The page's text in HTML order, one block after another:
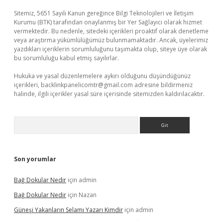
Sitemiz, 5651 Sayılı Kanun gereğince Bilgi Teknolojileri ve İletişim
Kurumu (BTK) tarafından onaylanmış bir Yer Sağlayıcı olarak hizmet
vermektedir. Bu nedenle, sitedeki içerikleri proaktif olarak denetleme
veya araştırma yükümlülüğümüz bulunmamaktadır. Ancak, üyelerimiz
yazdıkları içeriklerin sorumluluğunu taşımakta olup, siteye üye olarak
bu sorumluluğu kabul etmiş sayılırlar.
Hukuka ve yasal düzenlemelere aykırı olduğunu düşündüğünüz
içerikleri, backlinkpanelicomtr@gmail.com adresine bildirmeniz
halinde, ilgili içerikler yasal süre içerisinde sitemizden kaldırılacaktır.
Son yorumlar
Bağ Dokular Nedir için admin
Bağ Dokular Nedir için Nazan
Güneşi Yakanların Selamı Yazarı Kimdir için admin